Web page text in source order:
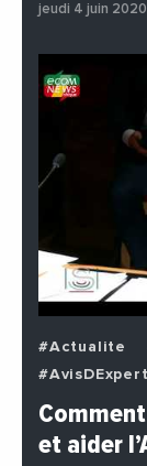
jeudi 4 juin 2020
#Actualite
#Politique
et aider